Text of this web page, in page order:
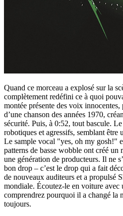
Quand ce morceau a explosé sur la
complètement redéfini ce à quoi
montée présente des voix innocentes,
d’une chanson des années 1970,
sécurité. Puis, à 0:52, tout bascule.
robotiques et agressifs, semblant être
Le sample vocal "yes, oh my gosh!"
patterns de basse wobble ont créé
une génération de producteurs. Il ne
bon drop – c’est le drop qui a fait
de nouveaux auditeurs et a propulsé
mondiale. Écoutez-le en voiture avec
comprendrez pourquoi il a changé la
toujours.